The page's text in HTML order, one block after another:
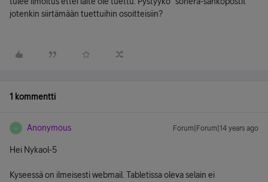
jotenkin siirtämään tuettuihin osoitteisiin?
1 kommentti
A Anonymous Forum|Forum|14 years ago
Hei Nykaol-5
Kyseessä on ilmeisesti webmail. Tabletissa oleva selain ei